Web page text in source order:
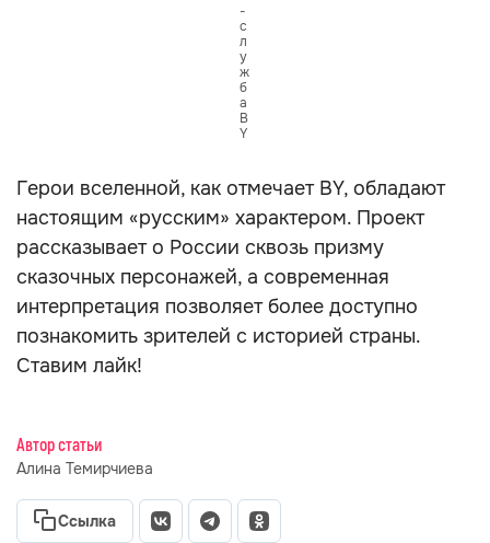
-
с
л
у
ж
б
а
B
Y
Герои вселенной, как отмечает BY, обладают
настоящим «русским» характером. Проект
рассказывает о России сквозь призму
сказочных персонажей, а современная
интерпретация позволяет более доступно
познакомить зрителей с историей страны.
Ставим лайк!
Автор статьи
Алина Темирчиева
Ссылка